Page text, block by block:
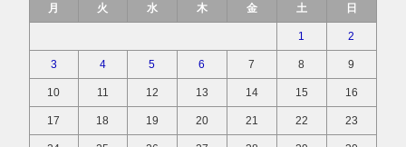
月
火 水 木 金 土 日
1 2
3 4 5 6 7 8 9
10 11 12 13 14 15 16
17 18 19 20 21 22 23